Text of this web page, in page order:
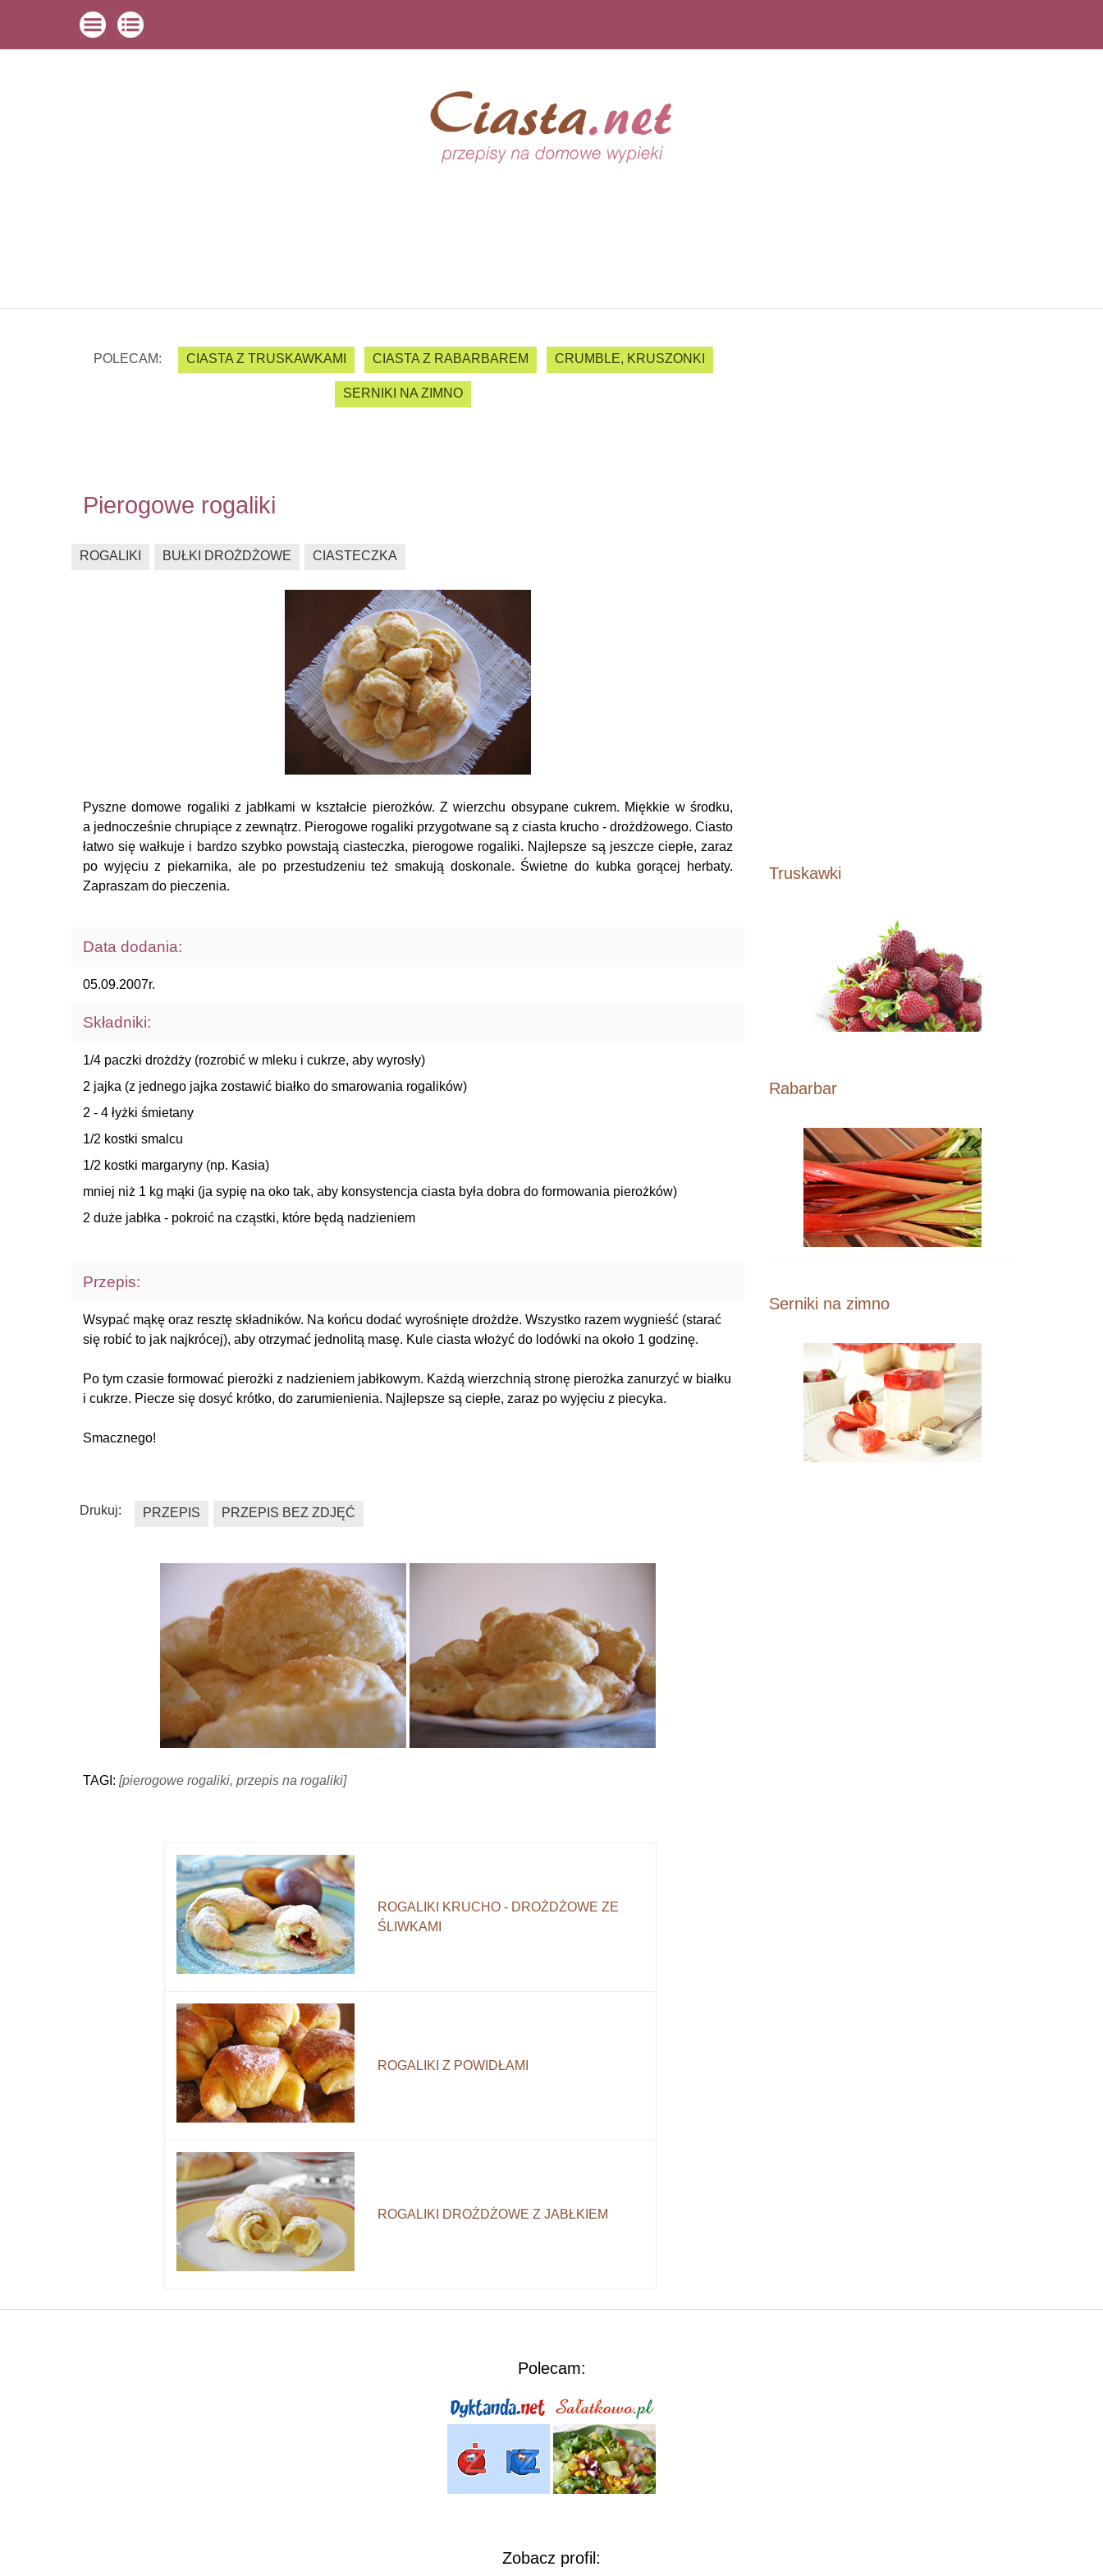
POLECAM: CIASTA Z TRUSKAWKAMI CIASTA Z RABARBAREM CRUMBLE, KRUSZONKI
SERNIKI NA ZIMNO
Pierogowe rogaliki
ROGALIKI BUŁKI DROŻDŻOWE CIASTECZKA
Pyszne domowe rogaliki z jabłkami w kształcie pierożków. Z wierzchu obsypane cukrem. Miękkie w środku,
a jednocześnie chrupiące z zewnątrz. Pierogowe rogaliki przygotwane są z ciasta krucho - drożdżowego. Ciasto
łatwo się wałkuje i bardzo szybko powstają ciasteczka, pierogowe rogaliki. Najlepsze są jeszcze ciepłe, zaraz
po wyjęciu z piekarnika, ale po przestudzeniu też smakują doskonale. Świetne do kubka gorącej herbaty.
Zapraszam do pieczenia.
Data dodania:
05.09.2007r.
Składniki:
1/4 paczki drożdży (rozrobić w mleku i cukrze, aby wyrosły)
2 jajka (z jednego jajka zostawić białko do smarowania rogalików)
2 - 4 łyżki śmietany
1/2 kostki smalcu
1/2 kostki margaryny (np. Kasia)
mniej niż 1 kg mąki (ja sypię na oko tak, aby konsystencja ciasta była dobra do formowania pierożków)
2 duże jabłka - pokroić na cząstki, które będą nadzieniem
Przepis:
Wsypać mąkę oraz resztę składników. Na końcu dodać wyrośnięte drożdże. Wszystko razem wygnieść (starać
się robić to jak najkrócej), aby otrzymać jednolitą masę. Kule ciasta włożyć do lodówki na około 1 godzinę.
Po tym czasie formować pierożki z nadzieniem jabłkowym. Każdą wierzchnią stronę pierożka zanurzyć w białku
i cukrze. Piecze się dosyć krótko, do zarumienienia. Najlepsze są ciepłe, zaraz po wyjęciu z piecyka.
Smacznego!
Drukuj: PRZEPIS PRZEPIS BEZ ZDJĘĆ
TAGI: [pierogowe rogaliki, przepis na rogaliki]
ROGALIKI KRUCHO - DROŻDŻOWE ZE
ŚLIWKAMI
ROGALIKI Z POWIDŁAMI
ROGALIKI DROŻDŻOWE Z JABŁKIEM
Truskawki
Rabarbar
Serniki na zimno
Polecam:
Zobacz profil: